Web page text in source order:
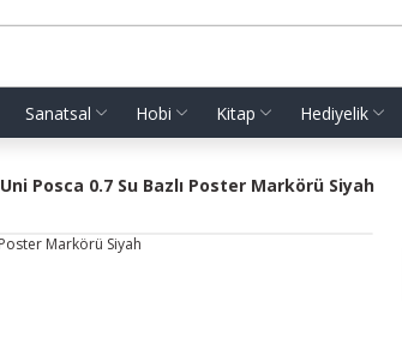
Sanatsal Hobi Kitap Hediyelik
Uni Posca 0.7 Su Bazlı Poster Markörü Siyah